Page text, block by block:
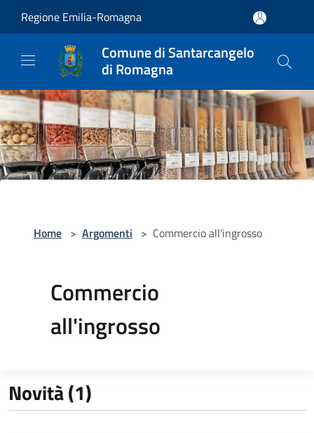
Regione Emilia-Romagna
Comune di Santarcangelo
di Romagna
Home > Argomenti > Commercio all'ingrosso
Commercio
all'ingrosso
Novità (1)